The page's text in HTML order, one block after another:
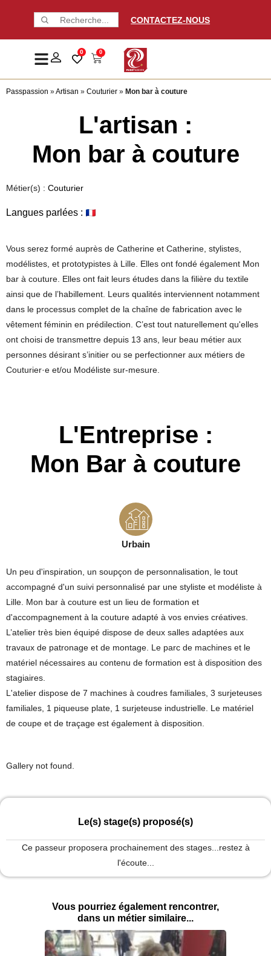
CONTACTEZ-NOUS
0 0
Passpassion »Artisan » Couturier » Mon bar à couture
L'artisan :
Mon bar à couture
Métier(s) : Couturier
Langues parlées :
Vous serez formé auprès de Catherine et Catherine, stylistes,
modélistes, et prototypistes à Lille. Elles ont fondé également Mon
bar à couture. Elles ont fait leurs études dans la filière du textile
ainsi que de l’habillement. Leurs qualités interviennent notamment
dans le processus complet de la chaîne de fabrication avec le
vêtement féminin​ en prédilection. C’est tout naturellement qu'elles
ont choisi de transmettre depuis 13 ans, leur beau métier aux
personnes désirant s’initier ou se perfectionner aux métiers de
Couturier·e et/ou Modéliste sur-mesure.
Gallery not found.
L'Entreprise :
Mon Bar à couture
Urbain
Un peu d'inspiration, un soupçon de personnalisation, le tout
accompagné d'un suivi personnalisé par une styliste et modéliste à
Lille. Mon bar à couture est un lieu de formation et
d'accompagnement à la couture adapté à vos envies créatives.
L’atelier très bien équipé dispose de deux salles adaptées aux
travaux de patronage et de montage. Le parc de machines et le
matériel nécessaires au contenu de formation est à disposition des
stagiaires.
L'atelier dispose de 7 machines à coudres familiales, 3 surjeteuses
familiales, 1 piqueuse plate, 1 surjeteuse industrielle. Le matériel
de coupe et de traçage est également à disposition.
Le(s) stage(s) proposé(s)
Ce passeur proposera prochainement des stages...restez à
l'écoute...
Vous pourriez également rencontrer,
dans un métier similaire...